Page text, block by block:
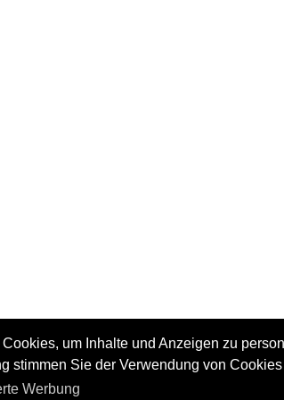
um Inhalte und Anzeigen zu
stimmen Sie der Verwendung von
Werbung